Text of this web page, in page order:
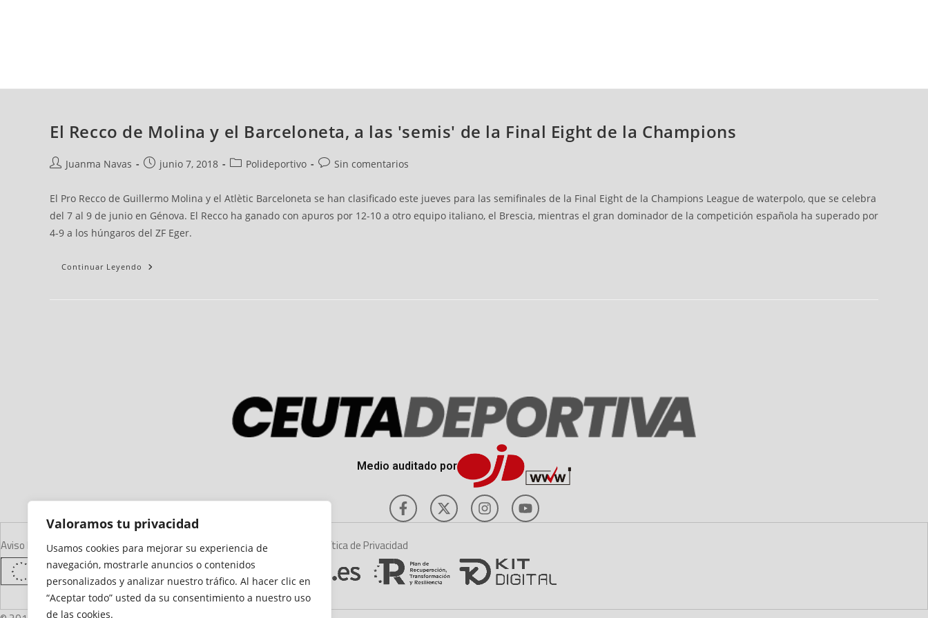
Valoramos tu privacidad
Usamos cookies para mejorar su experiencia de
navegación, mostrarle anuncios o contenidos
personalizados y analizar nuestro tráfico. Al hacer clic en
“Aceptar todo” usted da su consentimiento a nuestro uso
de las cookies.
El Recco de Molina y el Barceloneta, a las 'semis' de la Final Eight de la Champions
Juanma Navas junio 7, 2018 Polideportivo Sin comentarios
El Pro Recco de Guillermo Molina y el Atlètic Barceloneta se han clasificado este jueves para las semifinales de la Final Eight de la Champions League de waterpolo, que se celebra
del 7 al 9 de junio en Génova. El Recco ha ganado con apuros por 12-10 a otro equipo italiano, el Brescia, mientras el gran dominador de la competición española ha superado por
4-9 a los húngaros del ZF Eger.
Continuar Leyendo
Medio auditado por
Aviso LegalDeclaración de AccesibilidadMapa del SitioPolítica de Cookies Política de Privacidad